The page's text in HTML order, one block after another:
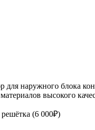
для наружного блока
высокого
(6 000₽)